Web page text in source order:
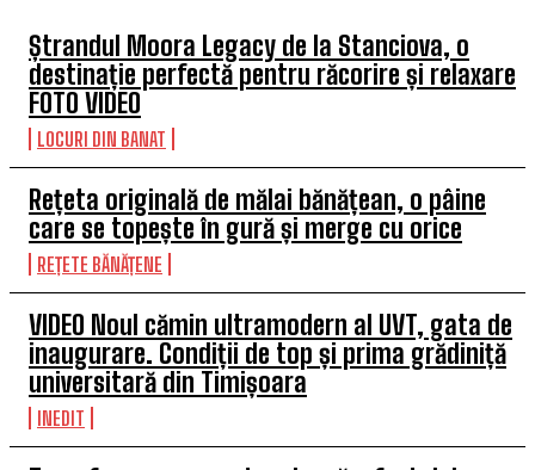
Ștrandul Moora Legacy de la Stanciova, o
destinație perfectă pentru răcorire și relaxare
FOTO VIDEO
LOCURI DIN BANAT
Rețeta originală de mălai bănățean, o pâine
care se topește în gură și merge cu orice
REȚETE BĂNĂȚENE
VIDEO Noul cămin ultramodern al UVT, gata de
inaugurare. Condiții de top și prima grădiniță
universitară din Timișoara
INEDIT